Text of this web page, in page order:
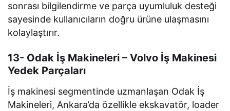
sonrası bilgilendirme ve parça uyumluluk desteği
sayesinde kullanıcıların doğru ürüne ulaşmasını
kolaylaştırır.
13- Odak İş Makineleri – Volvo İş Makinesi
Yedek Parçaları
İş makinesi segmentinde uzmanlaşan Odak İş
Makineleri, Ankara’da özellikle ekskavatör, loader